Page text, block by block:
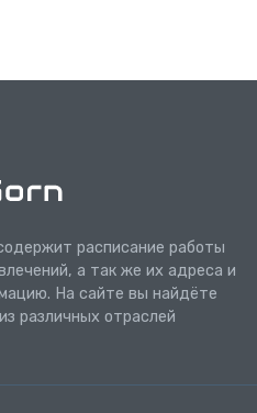
расписание работы
а так же их адреса и
На сайте вы найдёте
различных отраслей